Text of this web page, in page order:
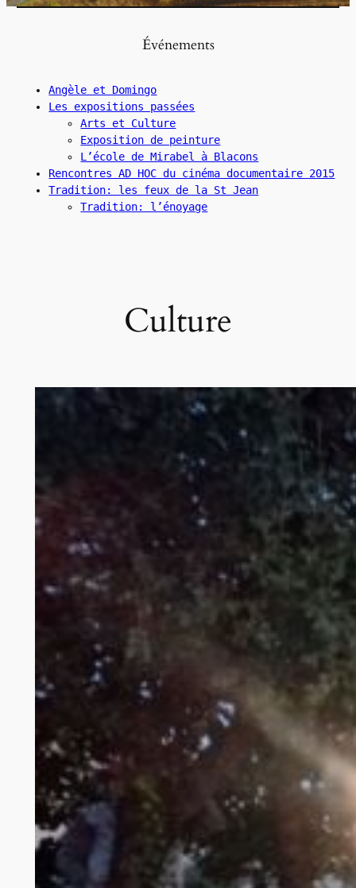
Événements
Angèle et Domingo
Les expositions passées
Arts et Culture
Exposition de peinture
L’école de Mirabel à Blacons
Rencontres AD HOC du cinéma documentaire 2015
Tradition: les feux de la St Jean
Tradition: l’énoyage
Culture